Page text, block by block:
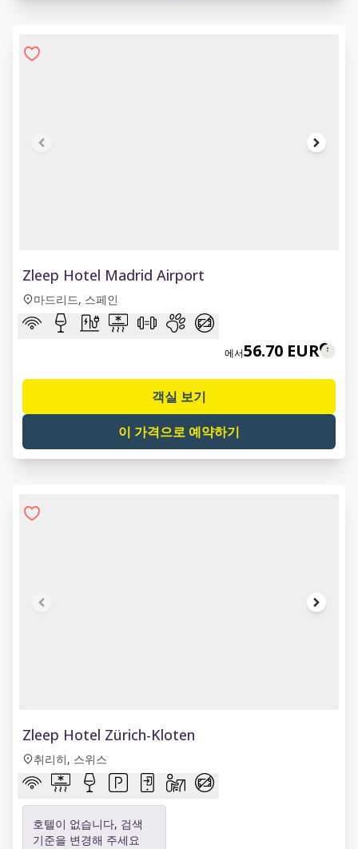
Zleep Hotel Madrid Airport
마드리드, 스페인
에서56.70 EUR
객실 보기
이 가격으로 예약하기
Zleep Hotel Zürich-Kloten
취리히, 스위스
호텔이 없습니다, 검색
기준을 변경해 주세요